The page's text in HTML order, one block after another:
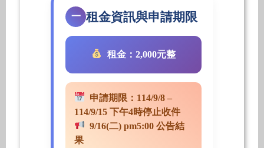
一 租金資訊與申請期限
租金：2,000元整
申請期限：114/9/8 –
114/9/15 下午4時停止收件
9/16(二) pm5:00 公告結
果